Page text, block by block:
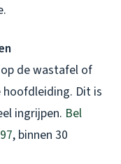
de wastafel of
Dit is
ingrijpen. Bel
, binnen 30